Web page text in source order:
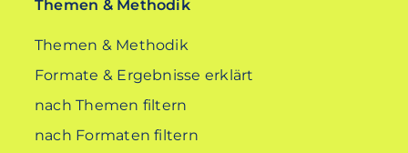
Themen & Methodik
Themen & Methodik
Formate & Ergebnisse erklärt
nach Themen filtern
nach Formaten filtern